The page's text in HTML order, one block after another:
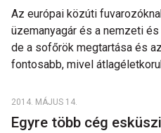
Az európai közúti
üzemanyagár és a nemzeti
de a sofőrök megtartása és
fontosabb, mivel
2014. MÁJUS 14.
Egyre több cég